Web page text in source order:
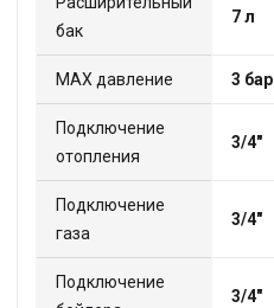
бак
7 л
МАХ давление 3 бар
Подключение
отопления
3/4"
Подключение
газа
3/4"
Подключение
3/4"